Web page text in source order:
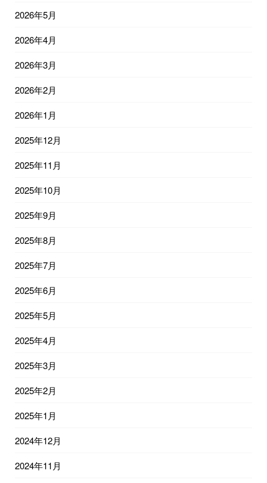
2026年5月
2026年4月
2026年3月
2026年2月
2026年1月
2025年12月
2025年11月
2025年10月
2025年9月
2025年8月
2025年7月
2025年6月
2025年5月
2025年4月
2025年3月
2025年2月
2025年1月
2024年12月
2024年11月